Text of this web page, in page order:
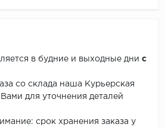
в будние и выходные дни с
со склада наша Курьерская
для уточнения деталей
срок хранения заказа у